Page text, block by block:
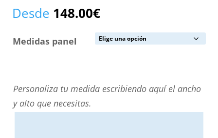
Desde 148.00€
Medidas panel
Personaliza
tu
Personaliza tu medida escribiendo aquí el ancho
y alto que necesitas.